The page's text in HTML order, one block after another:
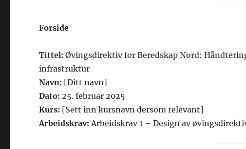
Forside
Tittel: Øvingsdirektiv for Beredskap Nord:
infrastruktur
Navn: [Ditt navn]
Dato: 25. februar 2025
Kurs: [Sett inn kursnavn dersom relevant]
Arbeidskrav: Arbeidskrav 1 – Design av